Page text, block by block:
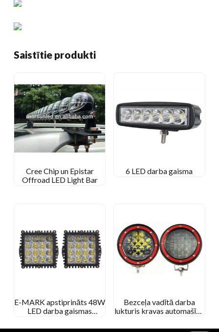
Saistītie produkti
Cree Chip un Epistar
Offroad LED Light Bar
6 LED darba gaisma
E-MARK apstiprināts 48W
LED darba gaismas
kvadrātveida darba lampa
Bezceļa vadītā darba
lukturis kravas automašīnu